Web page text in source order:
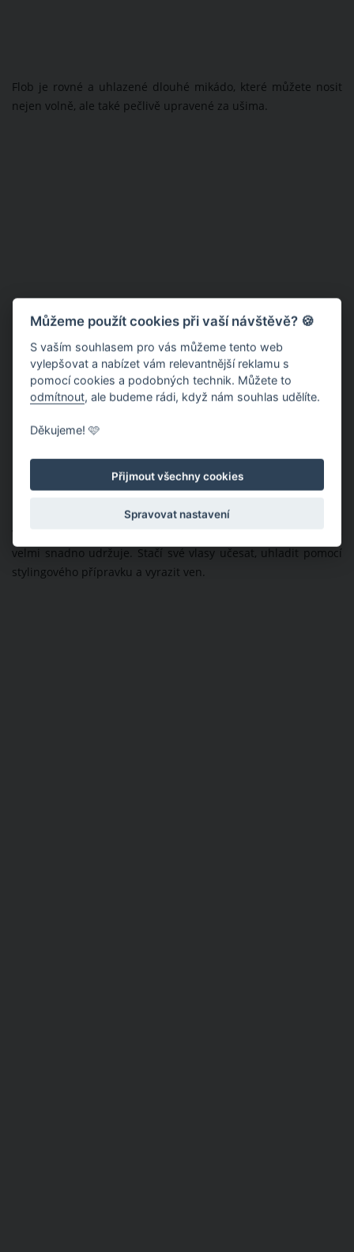
Flob je rovné a uhlazené dlouhé mikádo, které můžete nosit
nejen volně, ale také pečlivě upravené za ušima.
Velkým benefitem tohoto trendy střihu roku 2022 je, že se
velmi snadno udržuje. Stačí své vlasy učesat, uhladit pomocí
stylingového přípravku a vyrazit ven.
Můžeme použít cookies při vaší návštěvě? 🍪
S vaším souhlasem pro vás můžeme tento web
vylepšovat a nabízet vám relevantnější reklamu s
pomocí cookies a podobných technik. Můžete to
odmítnout, ale budeme rádi, když nám souhlas udělíte.
Děkujeme! 🩷
Přijmout všechny cookies
Spravovat nastavení